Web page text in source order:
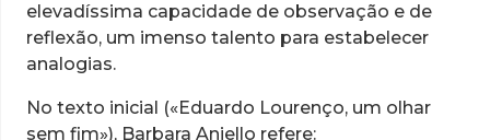
elevadíssima capacidade de observação e de
reflexão, um imenso talento para estabelecer
analogias.
No texto inicial («Eduardo Lourenço, um olhar
sem fim»), Barbara Aniello refere: